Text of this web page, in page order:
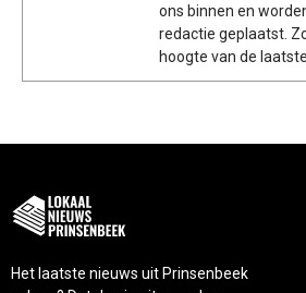
ons binnen en
redactie geplaatst.
hoogte van de
Het laatste nieuws uit Prinsenbeek